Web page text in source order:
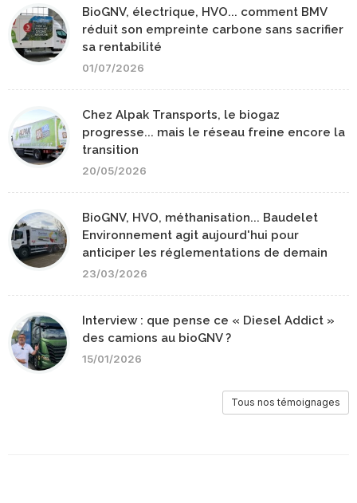
BioGNV, électrique, HVO... comment BMV
réduit son empreinte carbone sans sacrifier
sa rentabilité
01/07/2026
Chez Alpak Transports, le biogaz
progresse... mais le réseau freine encore la
transition
20/05/2026
BioGNV, HVO, méthanisation... Baudelet
Environnement agit aujourd'hui pour
anticiper les réglementations de demain
23/03/2026
Interview : que pense ce « Diesel Addict »
des camions au bioGNV ?
15/01/2026
Tous nos témoignages